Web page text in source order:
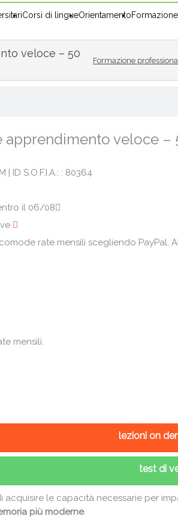
Corsi di lingueOrientamento
veloce – 50
Formazione
apprendimento veloce –
ID S.O.F.I.A.: : 80364
il 06/08
rate mensili scegliendo PayPal,
mensili.
lezioni on
test di
acquisire le capacità necessarie per
più moderne.